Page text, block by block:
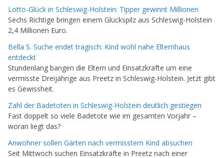
Lotto-Glück in Schleswig-Holstein: Tipper gewinnt Millionen
Sechs Richtige bringen einem Glückspilz aus Schleswig-Holstein
2,4 Millionen Euro.
Bella S. Suche endet tragisch: Kind wohl nahe Elternhaus
entdeckt
Stundenlang bangen die Eltern und Einsatzkräfte um eine
vermisste Dreijährige aus Preetz in Schleswig-Holstein. Jetzt gibt
es Gewissheit.
Zahl der Badetoten in Schleswig-Holstein deutlich gestiegen
Fast doppelt so viele Badetote wie im gesamten Vorjahr –
woran liegt das?
Anwohner sollen Gärten nach vermisstem Kind absuchen
Seit Mittwoch suchen Einsatzkräfte in Preetz nach einer